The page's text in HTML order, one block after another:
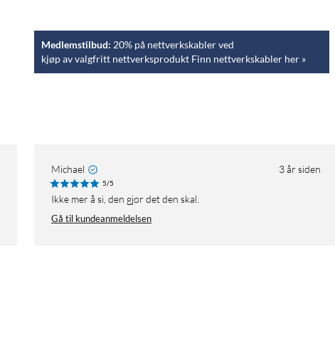
Medlemstilbud: 20% på nettverkskabler ved
kjøp av valgfritt nettverksprodukt Finn nettverkskabler her »
Michael 3 år siden
5/5
ikke mer å si, den gjør det den skal.
Gå til kundeanmeldelsen